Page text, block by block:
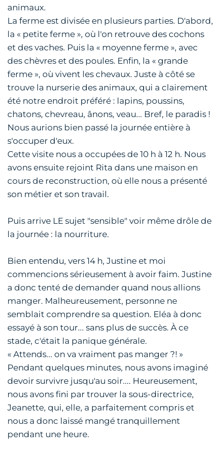
animaux.
La ferme est divisée en plusieurs parties. D'abord,
la « petite ferme », où l'on retrouve des cochons
et des vaches. Puis la « moyenne ferme », avec
des chèvres et des poules. Enfin, la « grande
ferme », où vivent les chevaux. Juste à côté se
trouve la nurserie des animaux, qui a clairement
été notre endroit préféré : lapins, poussins,
chatons, chevreau, ânons, veau... Bref, le paradis !
Nous aurions bien passé la journée entière à
s'occuper d'eux.
Cette visite nous a occupées de 10 h à 12 h. Nous
avons ensuite rejoint Rita dans une maison en
cours de reconstruction, où elle nous a présenté
son métier et son travail.
Puis arrive LE sujet "sensible" voir même drôle de
la journée : la nourriture.
Bien entendu, vers 14 h, Justine et moi
commencions sérieusement à avoir faim. Justine
a donc tenté de demander quand nous allions
manger. Malheureusement, personne ne
semblait comprendre sa question. Eléa à donc
essayé à son tour... sans plus de succès. À ce
stade, c'était la panique générale.
« Attends... on va vraiment pas manger ?! »
Pendant quelques minutes, nous avons imaginé
devoir survivre jusqu'au soir.... Heureusement,
nous avons fini par trouver la sous-directrice,
Jeanette, qui, elle, a parfaitement compris et
nous a donc laissé mangé tranquillement
pendant une heure.